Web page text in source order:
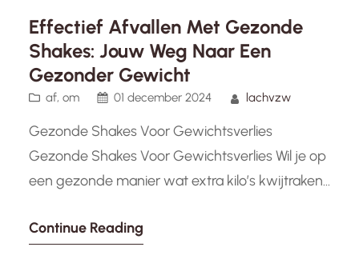
Effectief Afvallen Met Gezonde
Shakes: Jouw Weg Naar Een
Gezonder Gewicht
af, om 01 december 2024 lachvzw
Gezonde Shakes Voor Gewichtsverlies
Gezonde Shakes Voor Gewichtsverlies Wil je op
een gezonde manier wat extra kilo’s kwijtraken?
hulpmiddel zijn in je afvalreis. Met de juiste
Continue Reading